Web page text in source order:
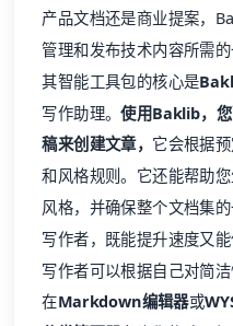
产品文档还是商业提案，
管理和发布技术内容所需的
其智能工具包的核心是
写作助理。使用Baklib，
稿来创建文章， 它会根据
和风格规则。它还能帮助
风格，并确保整个文档集
写作者，既能提升速度又能
写作者可以根据自己对简
在Markdown编辑器或